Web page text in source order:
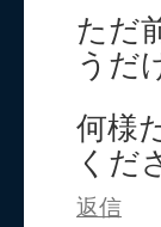
ただ
うだ
何様
くだ
返信